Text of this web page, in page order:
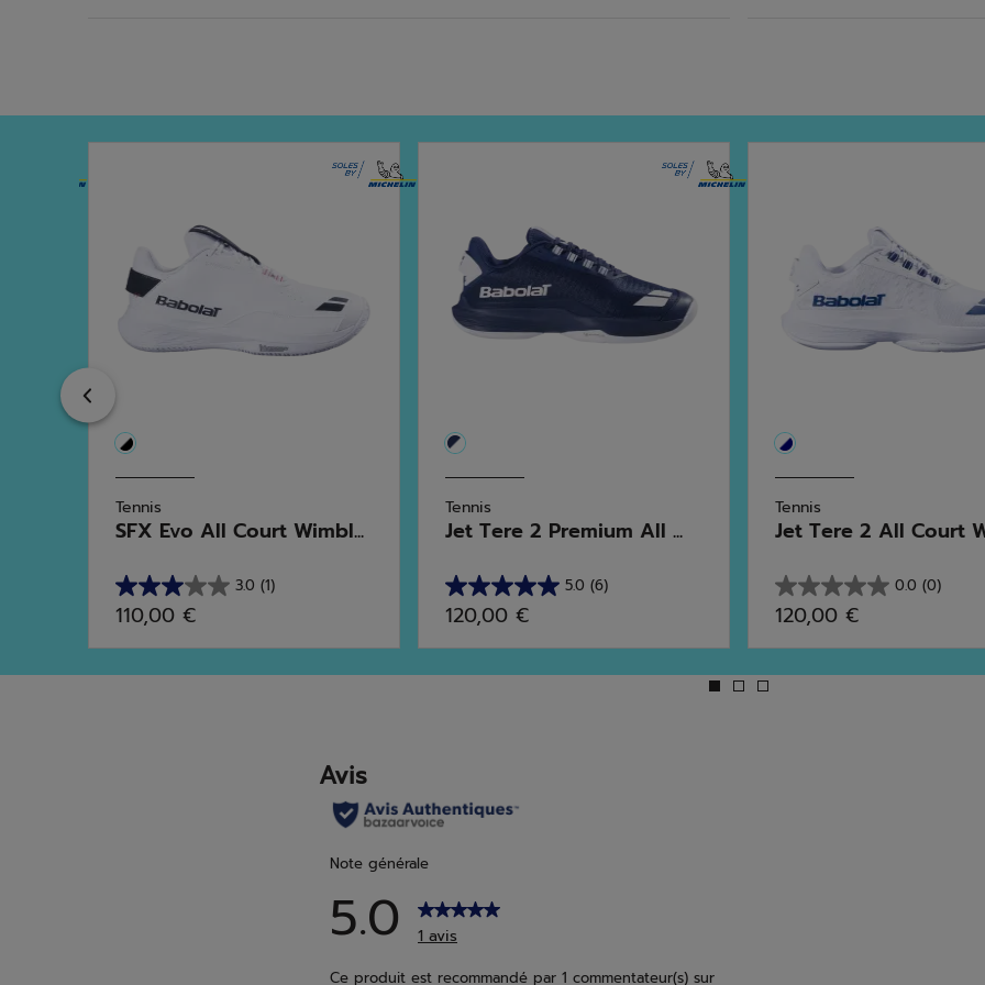
Tennis
SFX Evo All Court Wimbl...
3.0 (1)
3.0
sur
5
étoiles.
110,00 €
Tennis
Jet Tere 2 Premium All ...
5.0 (6)
5.0
sur
5
étoiles.
120,00 €
Tennis
Jet Tere 2 All Court
0.0 (0)
0.0
sur
5
étoiles.
120,00 €